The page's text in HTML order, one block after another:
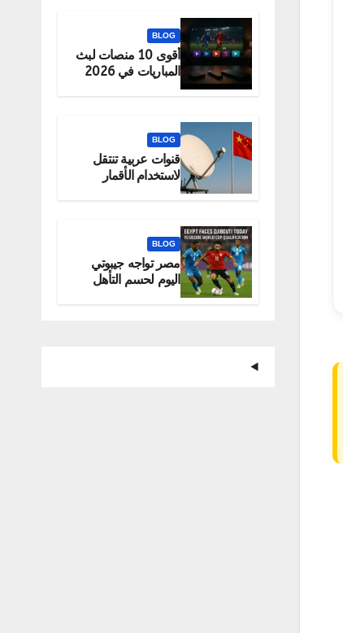
BLOG
أقوى 10 منصات لبث
المباريات في 2026
BLOG
قنوات عربية تنتقل
لاستخدام الأقمار
BLOG
مصر تواجه جيبوتي
اليوم لحسم التأهل